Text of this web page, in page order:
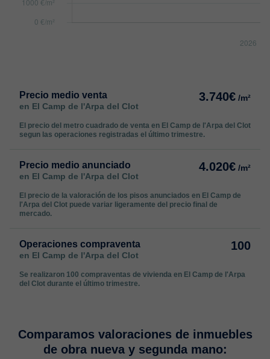
Precio medio venta
en El Camp de l'Arpa del Clot
3.740€ /m²
El precio del metro cuadrado de venta en El Camp de l'Arpa del Clot
segun las operaciones registradas el último trimestre.
Precio medio anunciado
en El Camp de l'Arpa del Clot
4.020€ /m²
El precio de la valoración de los pisos anunciados en El Camp de
l'Arpa del Clot puede variar ligeramente del precio final de
mercado.
Operaciones compraventa
en El Camp de l'Arpa del Clot
100
Se realizaron 100 compraventas de vivienda en El Camp de l'Arpa
del Clot durante el último trimestre.
Comparamos valoraciones de inmuebles
de obra nueva y segunda mano: